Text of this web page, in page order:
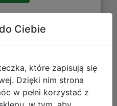
+ Wojna w
Ciebie
które zapisują się
Dzięki nim strona
w pełni korzystać z